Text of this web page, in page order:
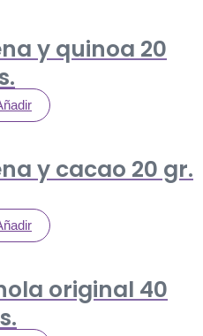
y quinoa 20
y cacao 20 gr.
original 40